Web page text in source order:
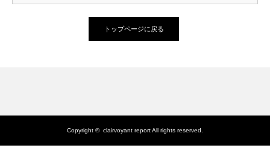
トップページに戻る
Copyright © clairvoyant reportAll rights reserved.